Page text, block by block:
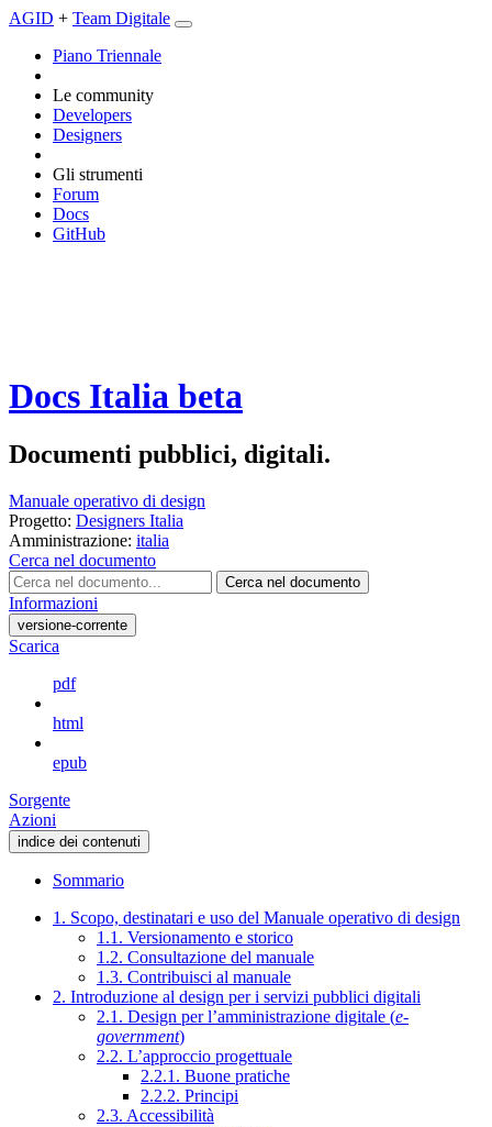
AGID + Team Digitale
Piano Triennale
Le community
Developers
Designers
Gli strumenti
Forum
Docs
GitHub
Docs Italia beta
Documenti pubblici, digitali.
Manuale operativo di design
Progetto: Designers Italia
Amministrazione: italia
Cerca nel documento
Cerca nel documento
Informazioni
versione-corrente
Scarica
pdf
html
epub
Sorgente
Azioni
indice dei contenuti
Sommario
1. Scopo, destinatari e uso del Manuale operativo di design
1.1. Versionamento e storico
1.2. Consultazione del manuale
1.3. Contribuisci al manuale
2. Introduzione al design per i servizi pubblici digitali
2.1. Design per l’amministrazione digitale (e-
government)
2.2. L’approccio progettuale
2.2.1. Buone pratiche
2.2.2. Principi
2.3. Accessibilità